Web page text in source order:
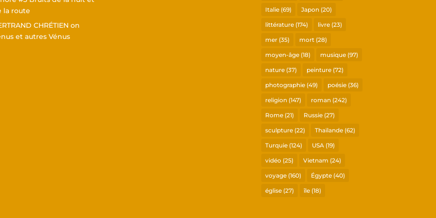
la route
CHRÉTIEN on
et autres Vénus
Italie (69) Japon (20)
littérature (174) livre (23)
mer (35) mort (28)
moyen-âge (18) musique (97)
nature (37) peinture (72)
photographie (49) poésie (36)
religion (147) roman (242)
Rome (21) Russie (27)
sculpture (22) Thaïlande (62)
Turquie (124) USA (19)
vidéo (25) Vietnam (24)
voyage (160) Égypte (40)
église (27) île (18)